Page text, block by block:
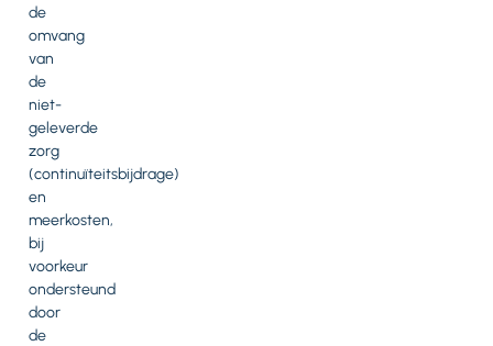
de
omvang
van
de
niet-
geleverde
zorg
(continuïteitsbijdrage)
en
meerkosten,
bij
voorkeur
ondersteund
door
de